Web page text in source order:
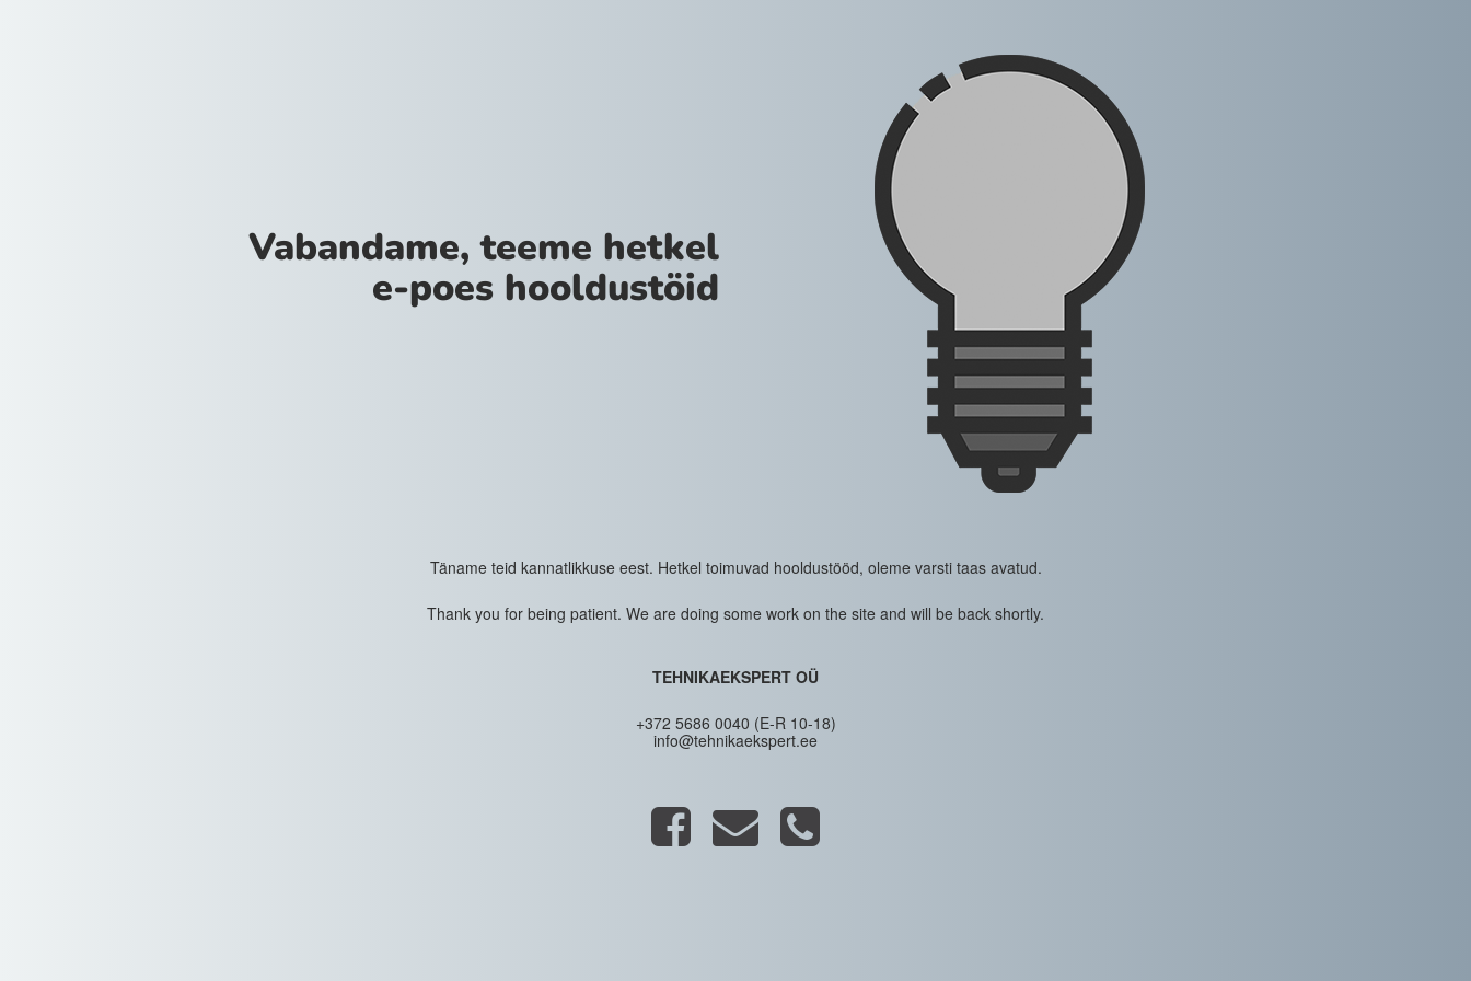
Vabandame, teeme hetkel
e-poes hooldustöid
Täname teid kannatlikkuse eest. Hetkel toimuvad hooldustööd, oleme varsti taas avatud.
Thank you for being patient. We are doing some work on the site and will be back shortly.
TEHNIKAEKSPERT OÜ
+372 5686 0040 (E-R 10-18)
info@tehnikaekspert.ee